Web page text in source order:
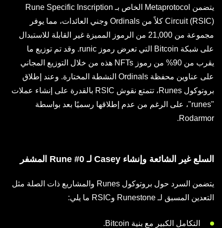
يتضمن Metaprotocol الخاص بـ Rune Specific Inscription
Circuit (RSIC) كلاً من Ordinals وجني العائدات، مما يوفر
مجموعة من 21,000 من الرموز المميزة غير القابلة للاستبدال
على شبكة Bitcoin التي تعرض رموز runic. وقد تم توزيع ما
يقرب من 90% من رموز NFTs هذه من خلال التوزيع المجاني
على عناوين محفظة Ordinals النشطة المختارة. وعند إطلاق
بروتوكول Runes، تتمتع نقوش RSIC بالقدرة على إنشاء عملات
"runes"، على الرغم من عدم إطلاقها رسميًا بعد بواسطة
Rodarmor.
السلع غير الشائعة وإنشاء Casey لـ Rune #0 المشفر
يتضمن السرد حول بروتوكول Runes والمشاريع ذات الصلة مثل
التعدين المسبق لـ Runestone وRSIC ما يلي:
التكامل الكبير مع بنية Bitcoin.